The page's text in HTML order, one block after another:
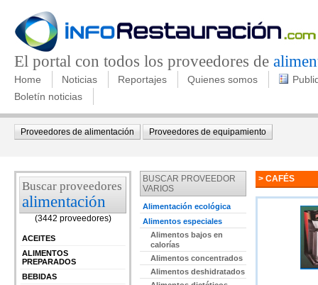
El portal con todos los proveedores de
Home Noticias Reportajes Quienes somos
Boletín noticias
Proveedores de alimentación Proveedores de equipamiento
Buscar proveedores
alimentación
(3442 proveedores)
ACEITES
ALIMENTOS
PREPARADOS
BEBIDAS
BUSCAR PROVEEDOR
VARIOS
Alimentación ecológica
Alimentos especiales
Alimentos bajos en
calorías
Alimentos concentrados
Alimentos deshidratados
> CAFÉS